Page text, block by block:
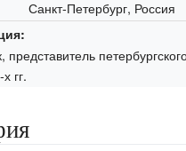
Санкт-Петербург, Россия
гг.